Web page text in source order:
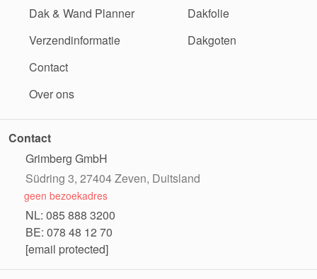
Dak & Wand Planner
Verzendinformatie
Contact
Over ons
Dakfolie
Dakgoten
Contact
Grimberg GmbH
Südring 3, 27404 Zeven, Duitsland
geen bezoekadres
NL: 085 888 3200
BE: 078 48 12 70
[email protected]